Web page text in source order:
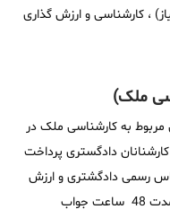
، کارشناسی و ارزش گذاری
مربوط به کارشناسی ملک در
دادگستری پرداخت
رسمی دادگشتری و ارزش
گذاری ملک شروع میشود و معمولا بعد از مدت 48 ساعت جواب